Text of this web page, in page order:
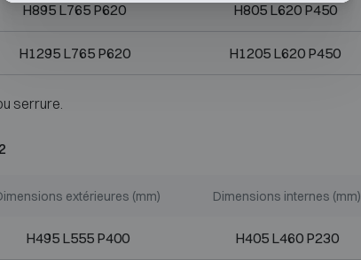
H895 L765 P620 H805 L620 P450
H1295 L765 P620 H1205 L620 P450
serrure.
extérieures (mm) Dimensions internes (mm)
H495 L555 P400 H405 L460 P230